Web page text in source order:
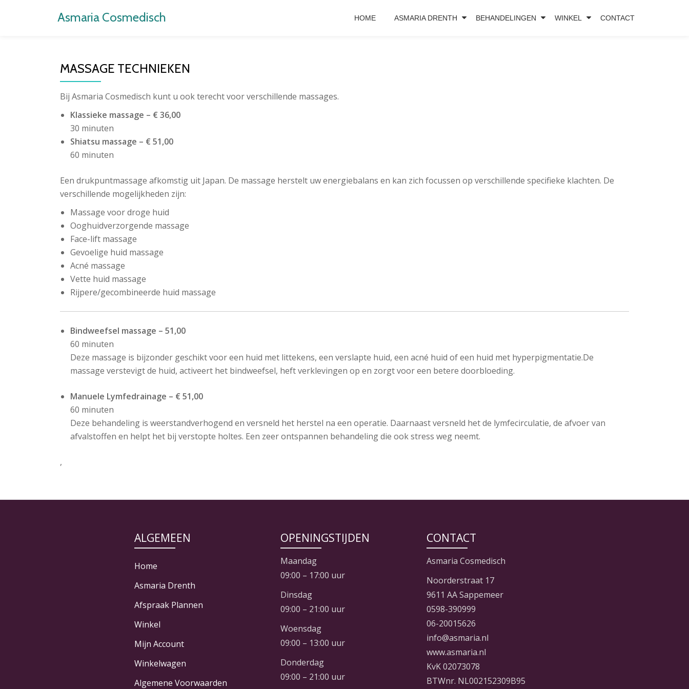
Asmaria Cosmedisch HOME ASMARIA DRENTH BEHANDELINGEN WINKEL CONTACT
MASSAGE TECHNIEKEN
Bij Asmaria Cosmedisch kunt u ook terecht voor verschillende massages.
Klassieke massage – € 36,00
30 minuten
Shiatsu massage – € 51,00
60 minuten
Een drukpuntmassage afkomstig uit Japan. De massage herstelt uw energiebalans en kan zich focussen op verschillende specifieke klachten. De
verschillende mogelijkheden zijn:
Massage voor droge huid
Ooghuidverzorgende massage
Face-lift massage
Gevoelige huid massage
Acné massage
Vette huid massage
Rijpere/gecombineerde huid massage
Bindweefsel massage – 51,00
60 minuten
Deze massage is bijzonder geschikt voor een huid met littekens, een verslapte huid, een acné huid of een huid met hyperpigmentatie.De
massage verstevigt de huid, activeert het bindweefsel, heft verklevingen op en zorgt voor een betere doorbloeding.
Manuele Lymfedrainage – € 51,00
60 minuten
Deze behandeling is weerstandverhogend en versneld het herstel na een operatie. Daarnaast versneld het de lymfecirculatie, de afvoer van
afvalstoffen en helpt het bij verstopte holtes. Een zeer ontspannen behandeling die ook stress weg neemt.
,
ALGEMEEN
Home
Asmaria Drenth
Afspraak Plannen
Winkel
Mijn Account
Winkelwagen
Algemene Voorwaarden
OPENINGSTIJDEN
Maandag
09:00 – 17:00 uur
Dinsdag
09:00 – 21:00 uur
Woensdag
09:00 – 13:00 uur
Donderdag
09:00 – 21:00 uur
CONTACT
Asmaria Cosmedisch
Noorderstraat 17
9611 AA Sappemeer
0598-390999
06-20015626
info@asmaria.nl
www.asmaria.nl
KvK 02073078
BTWnr. NL002152309B95